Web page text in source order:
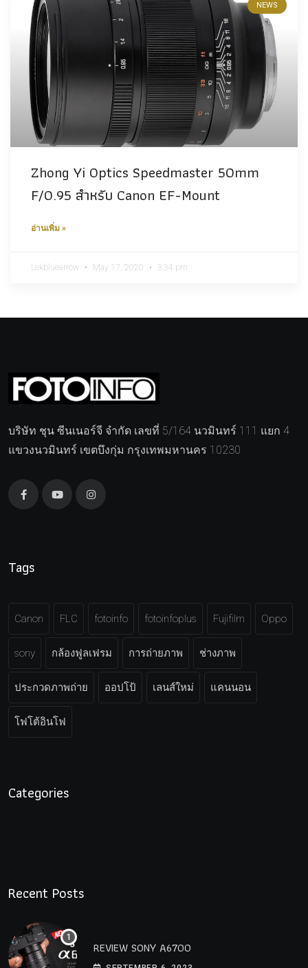
NEWS
Zhong Yi Optics Speedmaster 50mm
F/0.95 สำหรับ Canon EF-Mount
อ่านเพิ่ม »
Lekbluearrow May 17, 2020 3:34 pm
บริษัท ชุน ซีนเนอร์จี จำกัด เลขที่ 5/164 นวมินทร์ 111 แยก 4
แขวงนวมินทร์ เขตบึงกุ่ม กรุงเทพมหานคร 10230
Tags
Canon FLC fotoinfo fotoinfoplus Fujifilm Oppo
sony กล้องฟูลเฟรม การถ่ายภาพ ช่างภาพ
ประกวดภาพถ่าย ออปโป้ เลนส์ใหม่ แคนนอน
โฟโต้อินโฟ
Categories
Recent Posts
REVIEW SONY A6700